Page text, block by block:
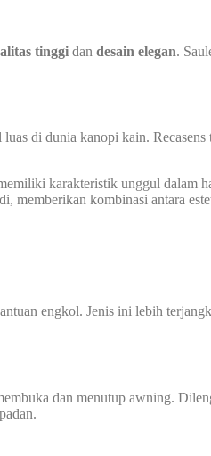
tinggi dan desain elegan.
di dunia kanopi kain.
karakteristik unggul dalam
memberikan kombinasi antara
engkol. Jenis ini lebih
dan menutup awning.